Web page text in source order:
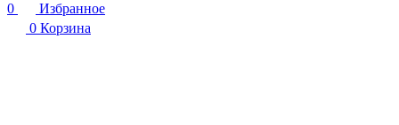
0
Избранное
0 Корзина